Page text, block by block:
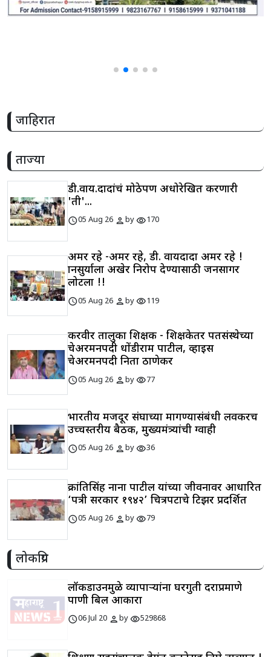
जाहिरात
ताज्या
डी.वाय.दादांचं मोठेपण अधोरेखित करणारी
'ती'...
schedule05 Aug 26 personbyvisibility170
अमर रहे -अमर रहे, डी. वायदादा अमर रहे !
ज्ञानसुर्याला अखेर निरोप देण्यासाठी जनसागर
लोटला !!
schedule05 Aug 26 personbyvisibility119
करवीर तालुका शिक्षक - शिक्षकेतर पतसंस्थेच्या
चेअरमनपदी धोंडीराम पाटील, व्हाइस
चेअरमनपदी निता ठाणेकर
schedule05 Aug 26 personbyvisibility77
भारतीय मजदूर संघाच्या मागण्यासंबंधी लवकरच
उच्चस्तरीय बैठक, मुख्यमंत्र्यांची ग्वाही
schedule05 Aug 26 personbyvisibility36
क्रांतिसिंह नाना पाटील यांच्या जीवनावर आधारित
‘पत्री सरकार १९४२’ चित्रपटाचे टिझर प्रदर्शित
schedule05 Aug 26 personbyvisibility79
लोकप्रिय
लॉकडाउनमुळे व्यापाऱ्यांना घरगुती दराप्रमाणे
पाणी बिल आकारा
schedule06 Jul 20 personbyvisibility529868